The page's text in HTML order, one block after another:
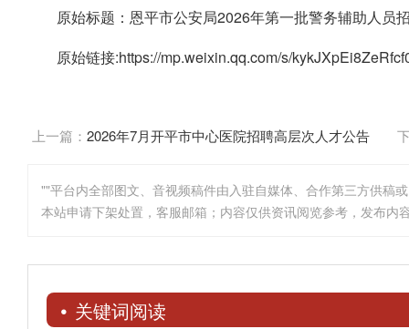
原始标题：恩平市公安局2026年第一批警务辅助人员
原始链接:https://mp.weixin.qq.com/s/
上一篇： 2026年7月开平市中心医院招聘高层次人才公告
""平台内全部图文、音视频稿件由入驻自媒体、合作第三方供稿
本站申请下架处置，客服邮箱；内容仅供资讯阅览参考，发布
关键词阅读